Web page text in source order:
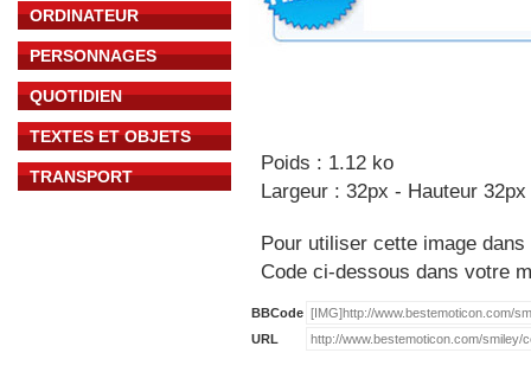
ORDINATEUR
PERSONNAGES
QUOTIDIEN
TEXTES ET OBJETS
TRANSPORT
Poids : 1.12 ko
Largeur : 32px - Hauteur 32px
Pour utiliser cette image
Code ci-dessous dans votre
BBCode
URL